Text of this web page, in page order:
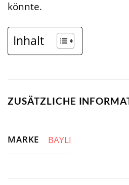
könnte.
Inhalt
ZUSÄTZLICHE
MARKE BAYLI